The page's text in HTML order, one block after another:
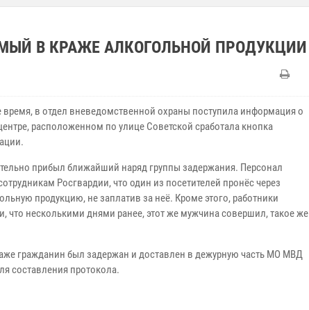
В КРАЖЕ АЛКОГОЛЬНОЙ ПРОДУКЦИИ
время, в отдел вневедомственной охраны поступила информация о
расположенном по улице Советской сработала кнопка
прибыл ближайший наряд группы задержания. Персонал
Росгвардии, что один из посетителей пронёс через
продукцию, не заплатив за неё. Кроме этого, работники
что несколькими днями ранее, этот же мужчина совершил, такое же
гражданин был задержан и доставлен в дежурную часть МО МВД
составления протокола.